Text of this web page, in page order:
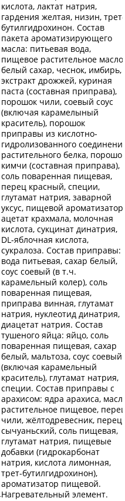
кислота, лактат натрия,
гардения желтая, низин, трет-
бутилгидрохинон. Состав
пакета ароматизирующего
масла: питьевая вода,
пищевое растительное масло,
белый сахар, чеснок, имбирь,
экстракт дрожжей, куриная
паста (составная приправа),
порошок чили, соевый соус
(включая карамелыный
краситель), порошок
приправы из кислотно-
гидролизованного
растительного белка,
кимчи (составная приправа),
соль поваренная пищевая,
перец красный, специи,
глутамат натрия, заварной
уксус, пищевой ароматизатор,
ацетат крахмала, молочная
кислота, сукцинат динатрия,
DL-яблочная кислота,
сукралоза. Состав приправы:
вода питьевая, сахар белый,
соус соевый (в т.ч.
карамельный колер), соль
поваренная пищевая,
приправа винная, глутамат
натрия, нуклеотид динатрия,
диацетат натрия. Состав
тушеного яйца: яйцо, соль
поваренная пищевая, сахар
белый, мальтоза, соус соевый
(включая карамельный
краситель), глутамат натрия,
специи. Состав приправы с
арахисом: ядра арахиса,
растительное пищевое,
чили, жёлтодревесник, перец
сычуаньский, соль пищевая,
глутамат натрия, пищевые
добавки (гидрокарбонат
натрия, кислота лимонная,
трет-бутилгидрохинон),
ароматизатор пищевой.
Нагревательный элемент.